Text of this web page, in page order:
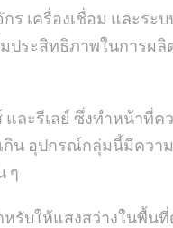
ร เครื่องเชื่อม และระ
ประสิทธิภาพในการผลิ
และรีเลย์ ซึ่งทำหน้าที่ค
กิน อุปกรณ์กลุ่มนี้มีควา
ๆ
รับให้แสงสว่างในพื้นที่